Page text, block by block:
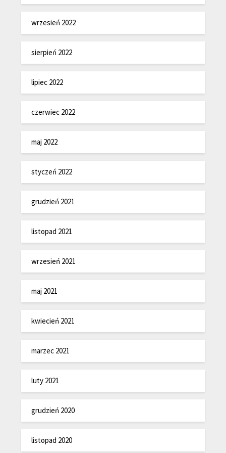
wrzesień 2022
sierpień 2022
lipiec 2022
czerwiec 2022
maj 2022
styczeń 2022
grudzień 2021
listopad 2021
wrzesień 2021
maj 2021
kwiecień 2021
marzec 2021
luty 2021
grudzień 2020
listopad 2020